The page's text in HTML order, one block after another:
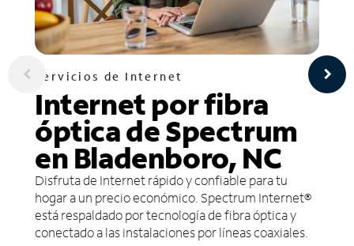
Servicios de Internet
Internet por fibra
óptica de Spectrum
en Bladenboro, NC
Disfruta de Internet rápido y confiable para tu
hogar a un precio económico. Spectrum Internet®
está respaldado por tecnología de fibra óptica y
conectado a las instalaciones por líneas coaxiales.